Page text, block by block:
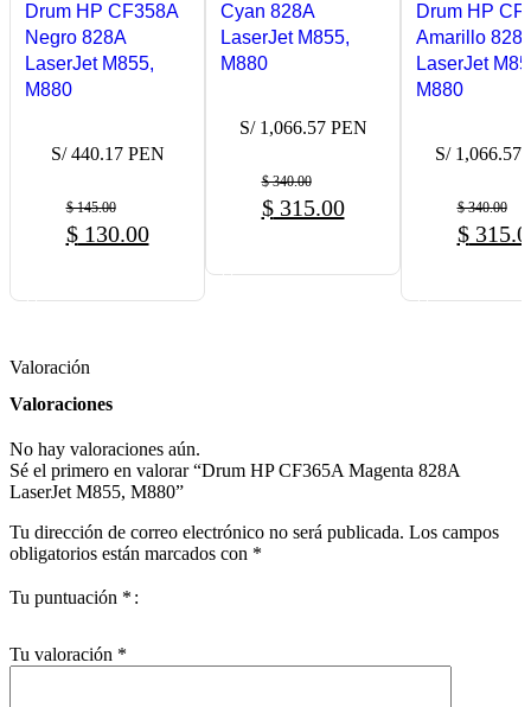
Drum HP CF358A
Negro 828A
LaserJet M855,
M880
$145.00
$130.00
S/ 440.17 PEN
Cyan 828A
LaserJet M855,
M880
$340.00
$315.00
S/ 1,066.57 PEN
Drum HP
Amarillo
LaserJet
M880
$340.00
$
S/ 1,066.57
Valoración
Valoraciones
No hay valoraciones aún.
Sé el primero en valorar “Drum HP CF365A Magenta 828A
LaserJet M855, M880”
Tu dirección de correo electrónico no será publicada. Los campos
obligatorios están marcados con *
Tu puntuación *
Tu valoración *